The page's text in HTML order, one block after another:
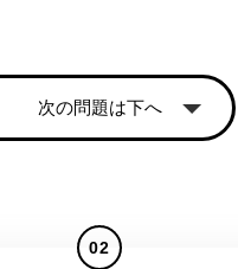
次の問題は下へ
02